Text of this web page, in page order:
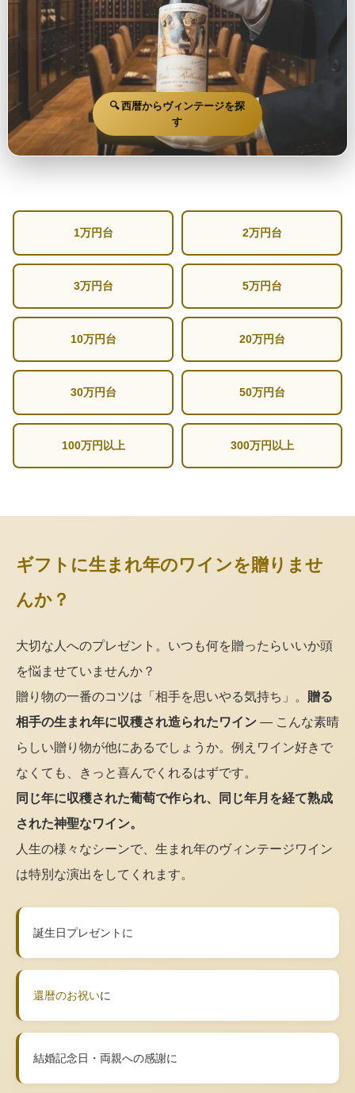
🔍 西暦からヴィンテージを探
す
1万円台 2万円台
3万円台 5万円台
10万円台 20万円台
30万円台 50万円台
100万円以上 300万円以上
ギフトに生まれ年のワインを贈りませ
んか？
大切な人へのプレゼント。いつも何を贈ったらいいか頭
を悩ませていませんか？
贈り物の一番のコツは「相手を思いやる気持ち」。 贈る
相手の生まれ年に収穫され造られたワイン — こんな素晴
らしい贈り物が他にあるでしょうか。例えワイン好きで
なくても、きっと喜んでくれるはずです。
同じ年に収穫された葡萄で作られ、同じ年月を経て熟成
された神聖なワイン。
人生の様々なシーンで、生まれ年のヴィンテージワイン
は特別な演出をしてくれます。
誕生日プレゼントに
還暦のお祝いに
結婚記念日・両親への感謝に